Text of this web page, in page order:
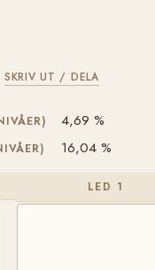
SKRIV UT / DELA
4,69 %
16,04 %
LED 1